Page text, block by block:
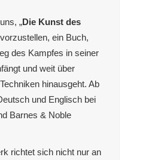
„Die Kunst des
vorzustellen, ein Buch,
des Kampfes in seiner
und weit über
hinausgeht. Ab
und Englisch bei
Barnes & Noble
richtet sich nicht nur an